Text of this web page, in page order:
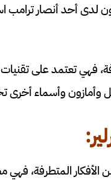
لدى أحد أنصار
فهي تعتمد على
وأسماء أخرى
المتطرفة،